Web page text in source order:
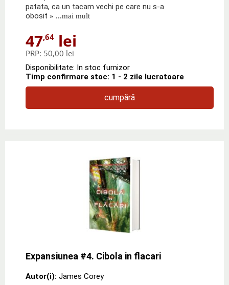
patata, ca un tacam vechi pe care nu s-a
obosit » ...mai mult
47,64 lei
PRP: 50,00 lei
Disponibilitate: In stoc furnizor
Timp confirmare stoc: 1 - 2 zile lucratoare
cumpără
Expansiunea #4. Cibola in flacari
Autor(i): James Corey